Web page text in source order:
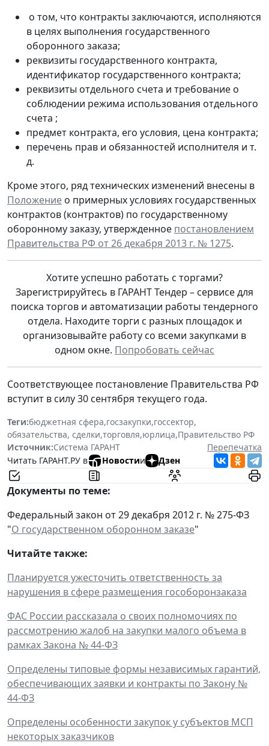
о том, что контракты заключаются, исполняются
в целях выполнения государственного
оборонного заказа;
реквизиты государственного контракта,
идентификатор государственного контракта;
реквизиты отдельного счета и требование о
соблюдении режима использования отдельного
счета ;
предмет контракта, его условия, цена контракта;
перечень прав и обязанностей исполнителя и т.
д.
Кроме этого, ряд технических изменений внесены в
Положение о примерных условиях государственных
контрактов (контрактов) по государственному
оборонному заказу, утвержденное постановлением
Правительства РФ от 26 декабря 2013 г. № 1275.
Хотите успешно работать с торгами?
Зарегистрируйтесь в ГАРАНТ Тендер – сервисе для
поиска торгов и автоматизации работы тендерного
отдела. Находите торги с разных площадок и
организовывайте работу со всеми закупками в
одном окне. Попробовать сейчас
Соответствующее постановление Правительства РФ
вступит в силу 30 сентября текущего года.
Теги:бюджетная сфера,госзакупки,госсектор,
обязательства, сделки,торговля,юрлица,Правительство РФ
Источник:Система ГАРАНТ
Перепечатка
Читать ГАРАНТ.РУ в
Новостии Дзен
Документы по теме:
Федеральный закон от 29 декабря 2012 г. № 275-ФЗ
"О государственном оборонном заказе"
Читайте также:
Планируется ужесточить ответственность за
нарушения в сфере размещения гособоронзаказа
ФАС России рассказала о своих полномочиях по
рассмотрению жалоб на закупки малого объема в
рамках Закона № 44-ФЗ
Определены типовые формы независимых гарантий,
обеспечивающих заявки и контракты по Закону №
44-ФЗ
Определены особенности закупок у субъектов МСП
некоторых заказчиков